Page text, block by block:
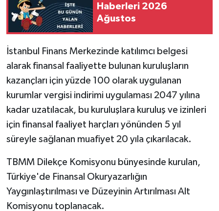
Haberleri 2026
Ağustos
İstanbul Finans Merkezinde katılımcı belgesi
alarak finansal faaliyette bulunan kuruluşların
kazançları için yüzde 100 olarak uygulanan
kurumlar vergisi indirimi uygulaması 2047 yılına
kadar uzatılacak, bu kuruluşlara kuruluş ve izinleri
için finansal faaliyet harçları yönünden 5 yıl
süreyle sağlanan muafiyet 20 yıla çıkarılacak.
TBMM Dilekçe Komisyonu bünyesinde kurulan,
Türkiye'de Finansal Okuryazarlığın
Yaygınlaştırılması ve Düzeyinin Artırılması Alt
Komisyonu toplanacak.